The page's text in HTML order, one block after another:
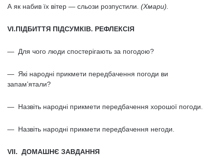
А як набив їх вітер — сльози розпустили. (Хмари).
VI.ПІДБИТТЯ ПІДСУМКІВ. РЕФЛЕКСІЯ
— Для чого люди спостерігають за погодою?
— Які народні прикмети передбачення погоди ви
запам’ятали?
— Назвіть народні прикмети передбачення хорошої погоди.
— Назвіть народні прикмети передбачення негоди.
VII. ДОМАШНЄ ЗАВДАННЯ